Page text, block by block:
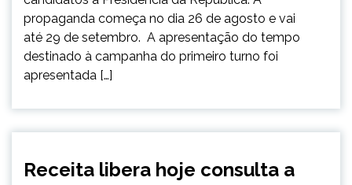
propaganda começa no dia 26 de agosto e vai
até 29 de setembro. A apresentação do tempo
destinado à campanha do primeiro turno foi
apresentada […]
NOTÍCIAS
Receita libera hoje consulta a